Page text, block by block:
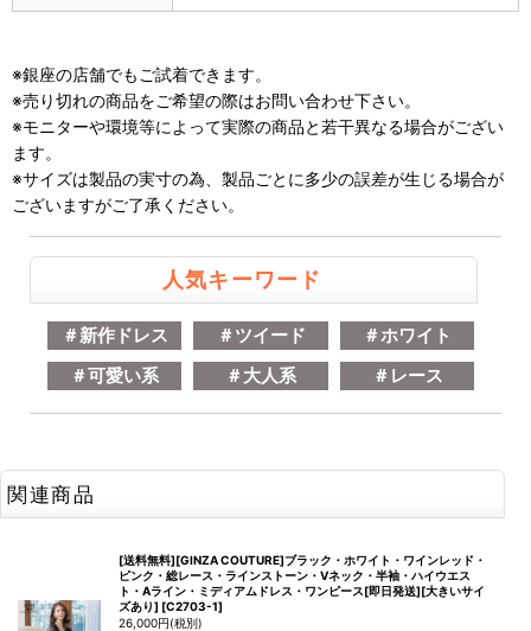
※銀座の店舗でもご試着できます。
※売り切れの商品をご希望の際はお問い合わせ下さい。
※モニターや環境等によって実際の商品と若干異なる場合がござい
ます。
※サイズは製品の実寸の為、製品ごとに多少の誤差が生じる場合が
ございますがご了承ください。
人気キーワード
＃新作ドレス ＃ツイード
＃ホワイト
＃可愛い系
＃大人系 ＃レース
関連商品
[送料無料][GINZA COUTURE]ブラック・ホワイト・ワインレッド・
ピンク・総レース・ラインストーン・Vネック・半袖・ハイウエス
ト・Aライン・ミディアムドレス・ワンピース[即日発送][大きいサイ
ズあり] [C2703-1]
26,000円(税別)